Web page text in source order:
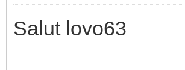
Salut lovo63